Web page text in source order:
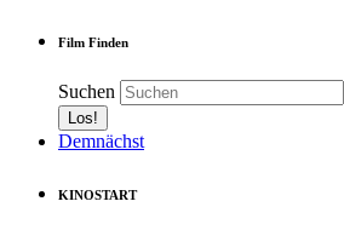
Film Finden
Suchen
Demnächst
KINOSTART